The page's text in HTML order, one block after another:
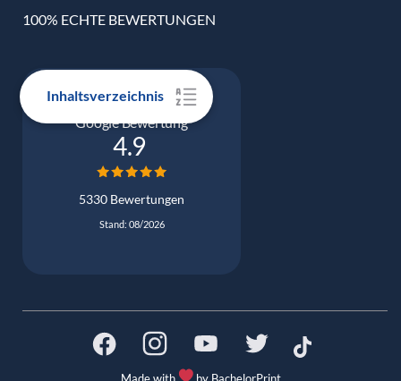
Inhaltsverzeichnis
100% ECHTE BEWERTUNGEN
Google Bewertung
4.9
5330 Bewertungen
Stand: 08/2026
Made with by BachelorPrint